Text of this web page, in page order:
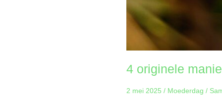
4 originele
2 mei 2025/ Moederdag /